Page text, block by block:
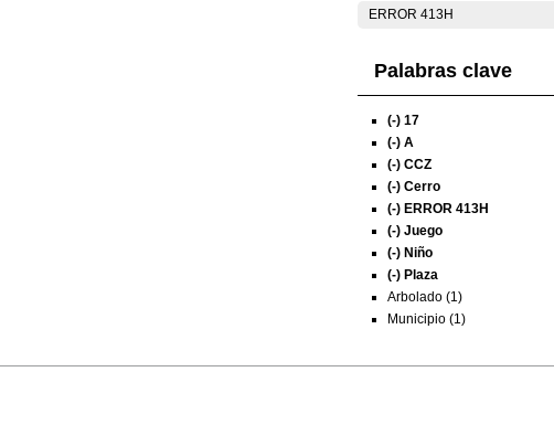
ERROR 413H
Palabras clave
(-) 17
(-) A
(-) CCZ
(-) Cerro
(-) ERROR 413H
(-) Juego
(-) Niño
(-) Plaza
Arbolado (1)
Municipio (1)